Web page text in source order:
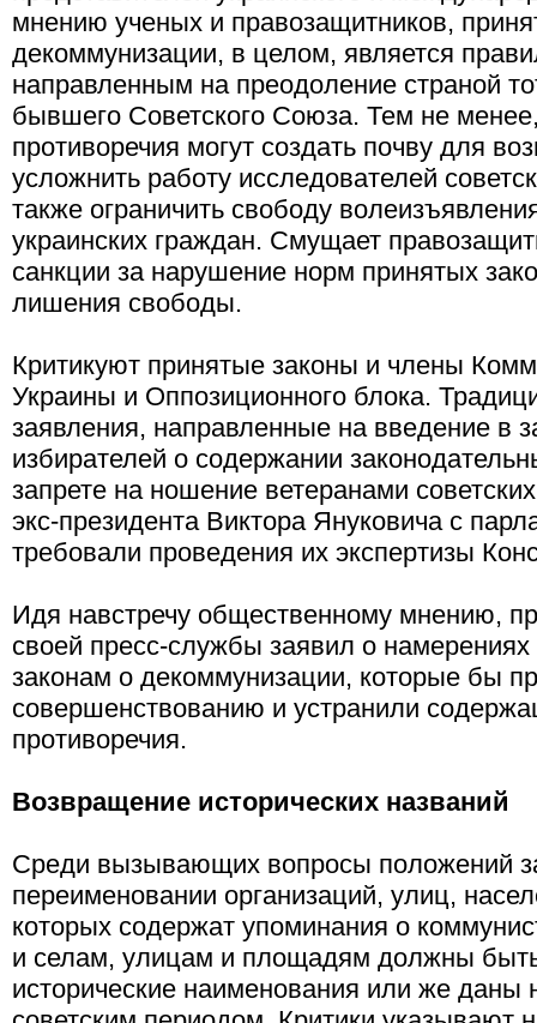
мнению ученых и правозащитников,
декоммунизации, в целом, является
направленным на преодоление страной
бывшего Советского Союза. Тем не
противоречия могут создать почву для
усложнить работу исследователей
также ограничить свободу
украинских граждан. Смущает
санкции за нарушение норм принятых
лишения свободы.
Критикуют принятые законы и члены
Украины и Оппозиционного блока.
заявления, направленные на введение в
избирателей о содержании
запрете на ношение ветеранами
экс-президента Виктора Януковича с
требовали проведения их экспертизы
Идя навстречу общественному мнению,
своей пресс-службы заявил о
законам о декоммунизации, которые бы
совершенствованию и устранили
противоречия.
Возвращение исторических названий
Среди вызывающих вопросы положений
переименовании организаций, улиц,
которых содержат упоминания о
и селам, улицам и площадям должны
исторические наименования или же даны